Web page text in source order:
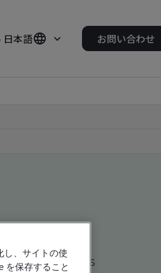
日本語 お問い合わせ
companies
し、サイトの使
を保存すること